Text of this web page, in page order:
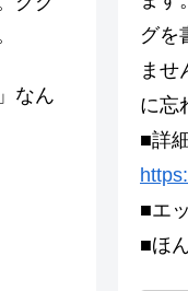
なん
グを
ませ
に忘
■詳
■エ
■ほ